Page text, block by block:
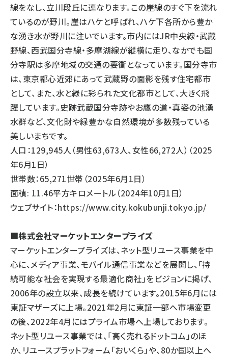
線をなし、立川段丘に連なります。この崖線のすぐ下を流れ
ているのが野川。崖はハケと呼ばれ、ハケ下各所から豊か
な湧き水が野川に注いでいます。市内にはJR中央線・武蔵
野線、西武国分寺線・多摩湖線が縦横に走り、なかでも国
分寺駅は多摩地域の交通の要衝となっています。国分寺市
は、東京都心近郊にあって武蔵野の面影を残す住宅都市
として、また、水と緑に彩られた文化都市として、大きく飛
躍しています。史跡武蔵国分寺跡やお鷹の道・真姿の池湧
水群など、文化財や緑豊かな自然環境が多数残っている
美しいまちです。
人口：129,945人（男性63,673人、女性66,272人）（2025
年6月1日）
世帯数：65,271世帯（2025年6月1日）
面積: 11.46平方キロメートル（2024年10月1日）
ウェブサイト：https://www.city.kokubunji.tokyo.jp/
■株式会社マーケットエンタープライズ
マーケットエンタープライズは、ネット型リユース事業を中
心に、メディア事業、モバイル通信事業などを展開し、「持
続可能な社会を実現する最適化商社」をビジョンに掲げ、
2006年の設立以来、成長を続けています。2015年6月には
東証マザーズに上場。2021年2月に東証一部へ市場変更
の後、2022年4月にはプライム市場へ上場しております。
ネット型リユース事業では、「高く売れるドットコム」のほ
か、リユースプラットフォーム「おいくら」や、80か国以上へ